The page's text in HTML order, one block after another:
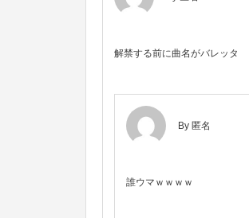
解禁する前に曲名がバレッタ
By 匿名
誰ウマｗｗｗｗ